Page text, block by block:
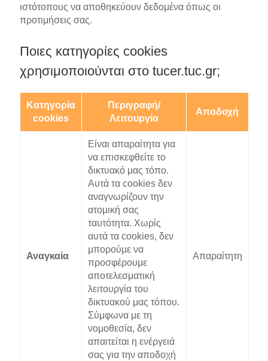
ιστότοπους να αποθηκεύουν δεδομένα όπως οι
προτιμήσεις σας.
Ποιες κατηγορίες cookies
χρησιμοποιούνται στο tucer.tuc.gr;
Κατηγορία
cookies
Περιγραφή/
Λειτουργία
Αποδοχή
Αναγκαία
Είναι απαραίτητα για
να επισκεφθείτε το
δικτυακό μας τόπο.
Αυτά τα cookies δεν
αναγνωρίζουν την
ατομική σας
ταυτότητα. Χωρίς
αυτά τα cookies, δεν
μπορούμε να
προσφέρουμε
αποτελεσματική
λειτουργία του
δικτυακού μας τόπου.
Σύμφωνα με τη
νομοθεσία, δεν
απαιτείται η ενέργειά
σας για την αποδοχή
Απαραίτητη